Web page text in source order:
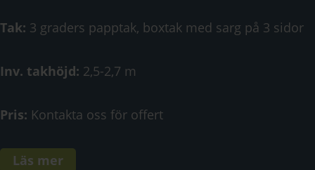
Tak: 3 graders papptak, boxtak med sarg på 3 sidor
Inv. takhöjd: 2,5-2,7 m
Pris: Kontakta oss för offert
Läs mer